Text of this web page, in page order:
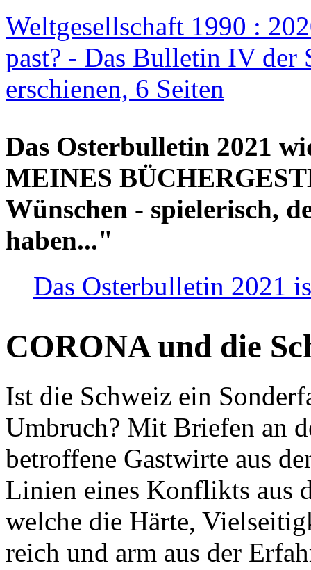
Weltgesellschaft 1990 :
past? - Das Bulletin IV der
erschienen, 6 Seiten
Das Osterbulletin 2021
MEINES
Wünschen - spielerisch,
haben..."
Das Osterbulletin 2021
CORONA und die
Ist die Schweiz ein
Umbruch? Mit Briefen an
betroffene Gastwirte aus
Linien eines Konflikts aus
welche die Härte,
reich und arm aus der